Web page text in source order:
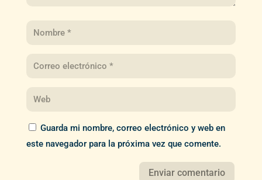
Guarda mi nombre, correo electrónico y web en
este navegador para la próxima vez que comente.